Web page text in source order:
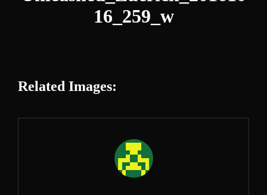
16_259_w
Related Images: